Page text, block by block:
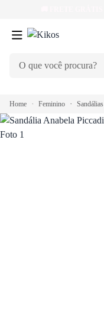
Home Feminino Sandálias